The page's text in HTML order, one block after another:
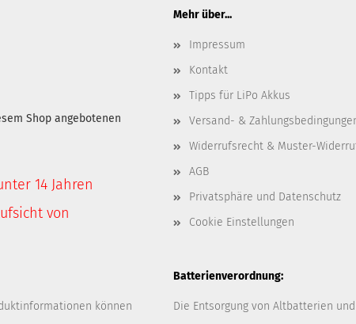
Shop angebotenen
14 Jahren
von
Mehr über...
Impressum
Kontakt
Tipps für LiPo Akkus
Versand- &
Widerrufsrecht & Muster-
AGB
Privatsphäre und Datenschutz
Cookie Einstellungen
können
Batterienverordnung:
Die Entsorgung von Altbatterien